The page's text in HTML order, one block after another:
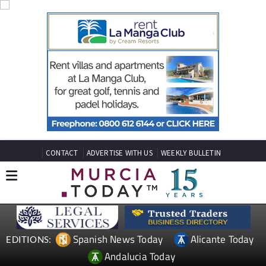
CONTACT ADVERTISE WITH US WEEKLY BULLETIN
EDITIONS: Spanish News Today
Alicante Today
Andalucia Today